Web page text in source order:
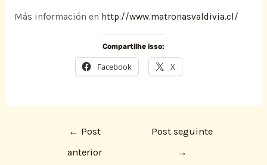
Más información en http://www.matronasvaldivia.cl/
Compartilhe isso:
Facebook X
← Post
anterior
Post seguinte
→